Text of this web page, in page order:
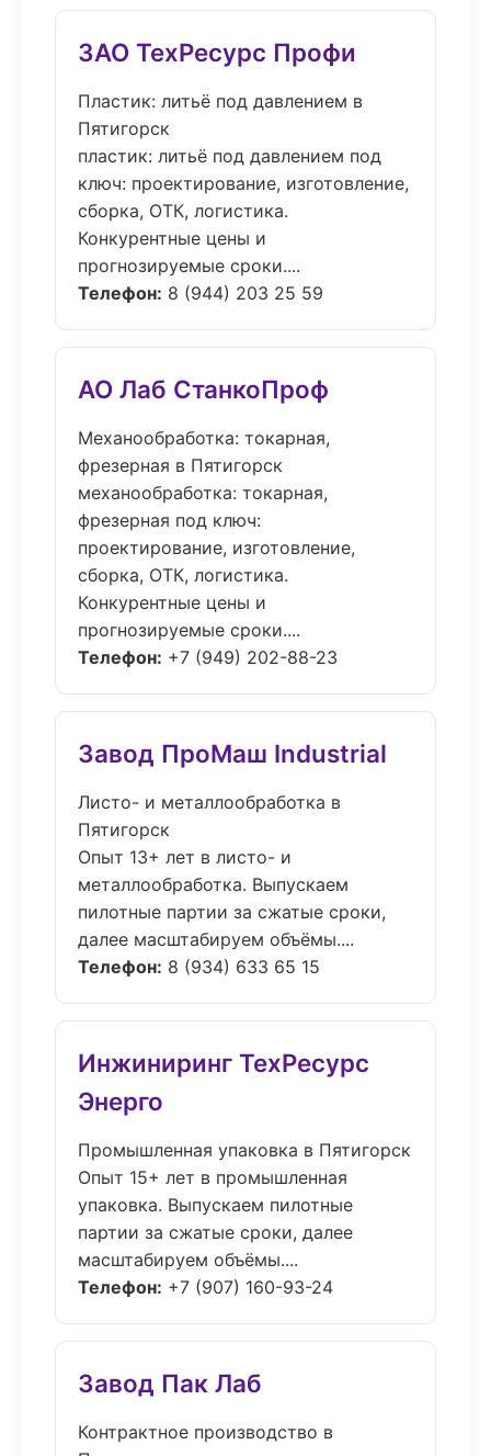
ЗАО ТехРесурс Профи
Пластик: литьё под давлением в
Пятигорск
пластик: литьё под давлением под
ключ: проектирование, изготовление,
сборка, ОТК, логистика.
Конкурентные цены и
прогнозируемые сроки....
Телефон: 8 (944) 203 25 59
АО Лаб СтанкоПроф
Механообработка: токарная,
фрезерная в Пятигорск
механообработка: токарная,
фрезерная под ключ:
проектирование, изготовление,
сборка, ОТК, логистика.
Конкурентные цены и
прогнозируемые сроки....
Телефон: +7 (949) 202-88-23
Завод ПроМаш Industrial
Листо- и металлообработка в
Пятигорск
Опыт 13+ лет в листо- и
металлообработка. Выпускаем
пилотные партии за сжатые сроки,
далее масштабируем объёмы....
Телефон: 8 (934) 633 65 15
Инжиниринг ТехРесурс
Энерго
Промышленная упаковка в Пятигорск
Опыт 15+ лет в промышленная
упаковка. Выпускаем пилотные
партии за сжатые сроки, далее
масштабируем объёмы....
Телефон: +7 (907) 160-93-24
Завод Пак Лаб
Контрактное производство в